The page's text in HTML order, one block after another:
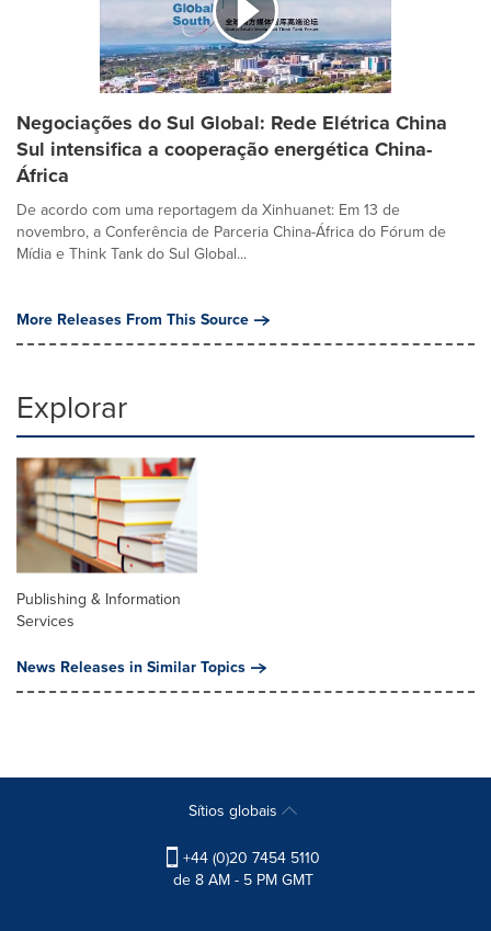
Negociações do Sul Global: Rede Elétrica China
Sul intensifica a cooperação energética China-
África
De acordo com uma reportagem da Xinhuanet: Em 13 de
novembro, a Conferência de Parceria China-África do Fórum de
Mídia e Think Tank do Sul Global...
More Releases From This Source
Explorar
Publishing & Information
Services
News Releases in Similar Topics
Sítios globais
+44 (0)20 7454 5110
de 8 AM - 5 PM GMT